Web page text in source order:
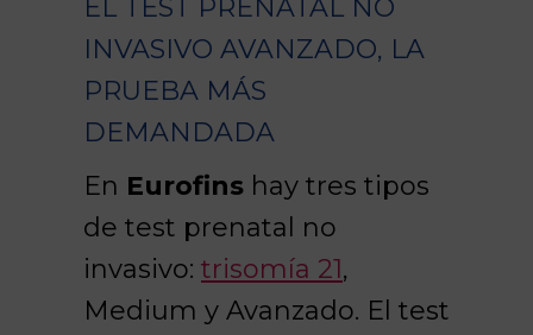
EL TEST PRENATAL NO
INVASIVO AVANZADO, LA
PRUEBA MÁS
DEMANDADA
En Eurofins hay tres tipos
de test prenatal no
invasivo: trisomía 21,
Medium y Avanzado. El test